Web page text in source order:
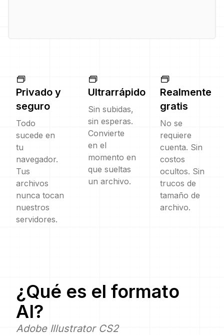
Privado y
seguro
Todo
sucede en
tu
navegador.
Tus
archivos
nunca tocan
nuestros
servidores.
Ultrarrápido
Sin subidas,
sin esperas.
Convierte
en el
momento en
que sueltas
un archivo.
Realmente
gratis
No se
requiere
cuenta. Sin
costos
ocultos. Sin
trucos de
tamaño de
archivo.
¿Qué es el formato
AI?
Adobe Illustrator CS2